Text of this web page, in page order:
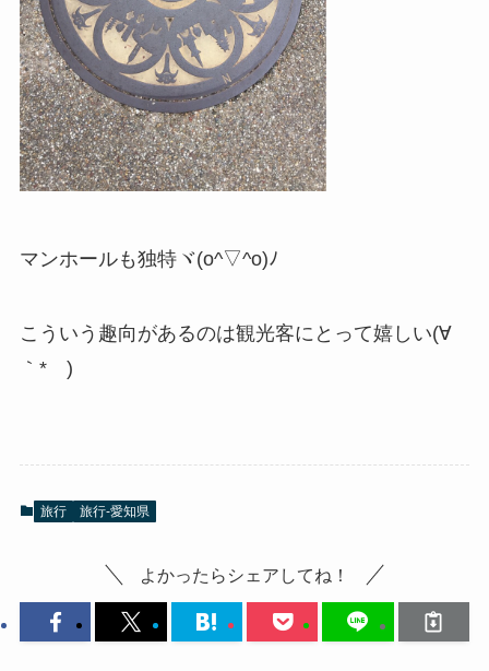
マンホールも独特ヾ(o^▽^o)ﾉ
こういう趣向があるのは観光客にとって嬉しい(∀
｀*ゞ)
旅行 旅行-愛知県
よかったらシェアしてね！